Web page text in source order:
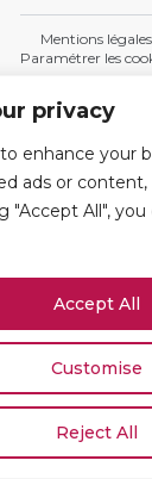
privacy
enhance your
ads or
"Accept All",
Customise
Reject All
Accept All
Mentions légales
Paramétrer les
109 boulevard
75008 PARIS
+33 (0)1 42 25 67 71
1204 GENÈVE
+41 (0)22 519 02 54
MJ&Cie - Tous